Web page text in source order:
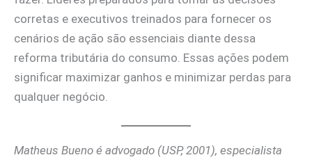
corretas e executivos treinados para fornecer os
cenários de ação são essenciais diante dessa
reforma tributária do consumo. Essas ações podem
significar maximizar ganhos e minimizar perdas para
qualquer negócio.
Matheus Bueno é advogado (USP, 2001), especialista